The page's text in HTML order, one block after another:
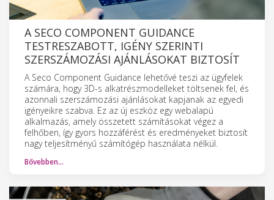
A SECO COMPONENT GUIDANCE
TESTRESZABOTT, IGÉNY SZERINTI
SZERSZÁMOZÁSI AJÁNLÁSOKAT BIZTOSÍT
A Seco Component Guidance lehetővé teszi az ügyfelek
számára, hogy 3D-s alkatrészmodelleket töltsenek fel, és
azonnali szerszámozási ajánlásokat kapjanak az egyedi
igényeikre szabva. Ez az új eszköz egy webalapú
alkalmazás, amely összetett számításokat végez a
felhőben, így gyors hozzáférést és eredményeket biztosít
nagy teljesítményű számítógép használata nélkül.
Bővebben…